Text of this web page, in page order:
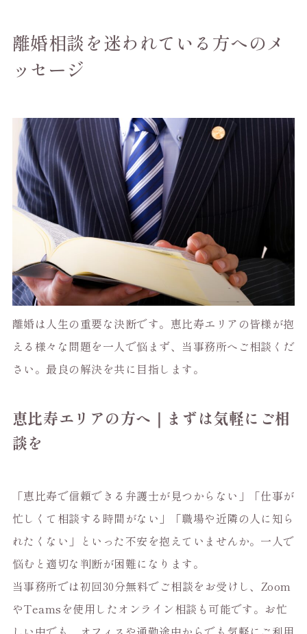
離婚相談を迷われている方へのメ
ッセージ
離婚は人生の重要な決断です。恵比寿エリアの皆様が抱
える様々な問題を一人で悩まず、当事務所へご相談くだ
さい。最良の解決を共に目指します。
恵比寿エリアの方へ｜まずは気軽にご相
談を
「恵比寿で信頼できる弁護士が見つからない」「仕事が
忙しくて相談する時間がない」「職場や近隣の人に知ら
れたくない」といった不安を抱えていませんか。一人で
悩むと適切な判断が困難になります。
当事務所では初回30分無料でご相談をお受けし、Zoom
やTeamsを使用したオンライン相談も可能です。お忙